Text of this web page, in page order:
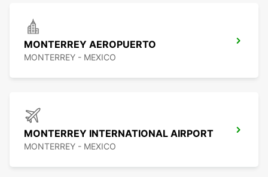
MONTERREY AEROPUERTO
MONTERREY - MEXICO
MONTERREY INTERNATIONAL AIRPORT
MONTERREY - MEXICO